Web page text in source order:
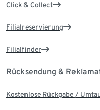
Click & Collect
Filialreservierung
Filialfinder
Rücksendung &
Kostenlose Rückgabe /